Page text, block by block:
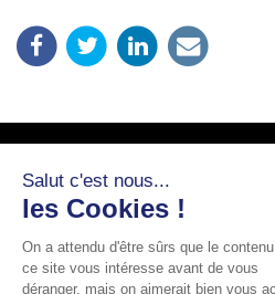
Salut c'est nous...
les Cookies !
On a attendu d'être sûrs que le
ce site vous intéresse avant de vous
déranger, mais on aimerait bien vous